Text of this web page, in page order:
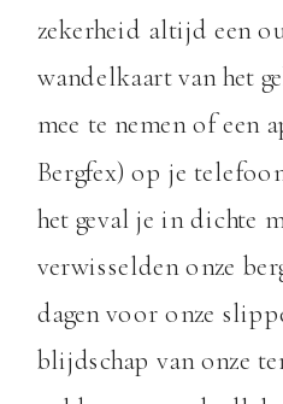
zekerheid altijd een
wandelkaart van het
mee te nemen of een
Bergfex) op je
het geval je in dichte
verwisselden onze
dagen voor onze
blijdschap van onze